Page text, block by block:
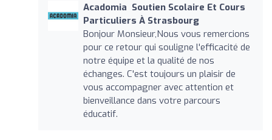
Acadomia ‍ Soutien Scolaire Et Cours
Particuliers À Strasbourg
Bonjour Monsieur,Nous vous remercions
pour ce retour qui souligne l'efficacité de
notre équipe et la qualité de nos
échanges. C'est toujours un plaisir de
vous accompagner avec attention et
bienveillance dans votre parcours
éducatif.